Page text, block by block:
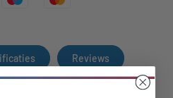
Reviews